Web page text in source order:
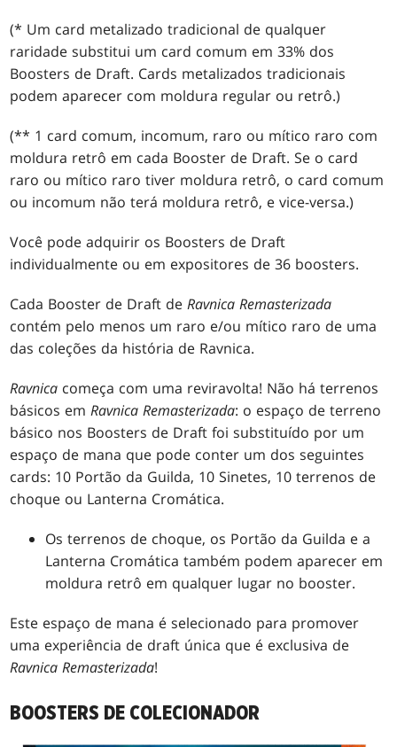
(* Um card metalizado tradicional de qualquer
raridade substitui um card comum em 33% dos
Boosters de Draft. Cards metalizados tradicionais
podem aparecer com moldura regular ou retrô.)
(** 1 card comum, incomum, raro ou mítico raro com
moldura retrô em cada Booster de Draft. Se o card
raro ou mítico raro tiver moldura retrô, o card comum
ou incomum não terá moldura retrô, e vice-versa.)
Você pode adquirir os Boosters de Draft
individualmente ou em expositores de 36 boosters.
Cada Booster de Draft deRavnica Remasterizada
contém pelo menos um raro e/ou mítico raro de uma
das coleções da história de Ravnica.
Ravnica começa com uma reviravolta! Não há terrenos
básicos emRavnica Remasterizada: o espaço de terreno
básico nos Boosters de Draft foi substituído por um
espaço de mana que pode conter um dos seguintes
cards: 10 Portão da Guilda, 10 Sinetes, 10 terrenos de
choque ou Lanterna Cromática.
Os terrenos de choque, os Portão da Guilda e a
Lanterna Cromática também podem aparecer em
moldura retrô em qualquer lugar no booster.
Este espaço de mana é selecionado para promover
uma experiência de draft única que é exclusiva de
Ravnica Remasterizada!
BOOSTERS DE COLECIONADOR